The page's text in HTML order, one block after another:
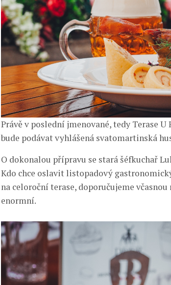
Právě v poslední jmenované, tedy Terase U
bude podávat vyhlášená svatomartinská
O dokonalou přípravu se stará šéfkuchař
Kdo chce oslavit listopadový
na celoroční terase, doporučujeme včasnou
enormní.